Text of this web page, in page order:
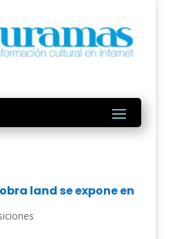
land se expone en